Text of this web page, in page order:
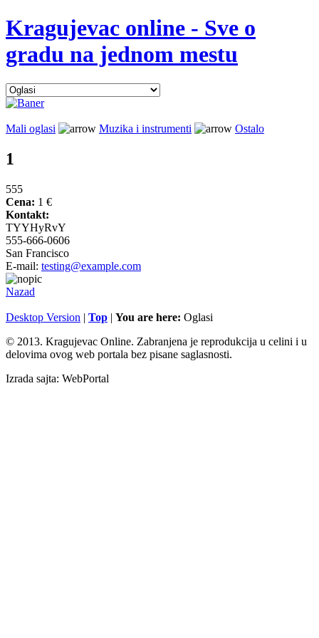
Kragujevac online - Sve o
gradu na jednom mestu
Mali oglasi Muzika i instrumenti Ostalo
1
555
Cena: 1 €
Kontakt:
TYYHyRvY
555-666-0606
San Francisco
E-mail: testing@example.com
Nazad
Desktop Version | Top | You are here: Oglasi
© 2013. Kragujevac Online. Zabranjena je reprodukcija u celini i u
delovima ovog web portala bez pisane saglasnosti.
Izrada sajta: WebPortal